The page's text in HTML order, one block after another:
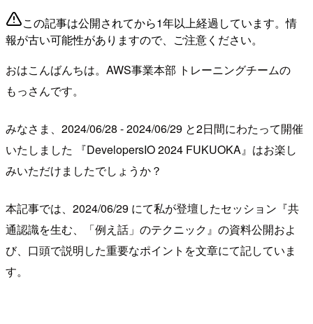
この記事は公開されてから1年以上経過しています。情
報が古い可能性がありますので、ご注意ください。
おはこんばんちは。AWS事業本部 トレーニングチームの
もっさんです。
みなさま、2024/06/28 - 2024/06/29 と2日間にわたって開催
いたしました 『DevelopersIO 2024 FUKUOKA』はお楽し
みいただけましたでしょうか？
本記事では、2024/06/29 にて私が登壇したセッション『共
通認識を生む、「例え話」のテクニック』の資料公開およ
び、口頭で説明した重要なポイントを文章にて記していま
す。